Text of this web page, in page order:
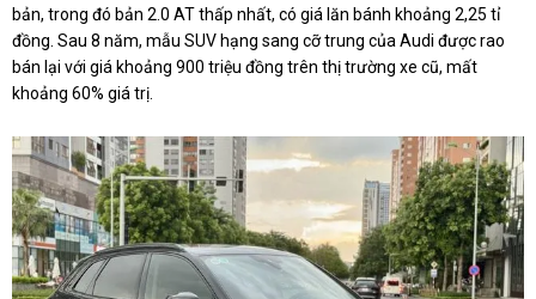
bản, trong đó bản 2.0 AT thấp nhất, có giá lăn bánh khoảng 2,25 tỉ
đồng. Sau 8 năm, mẫu SUV hạng sang cỡ trung của Audi được rao
bán lại với giá khoảng 900 triệu đồng trên thị trường xe cũ, mất
khoảng 60% giá trị.